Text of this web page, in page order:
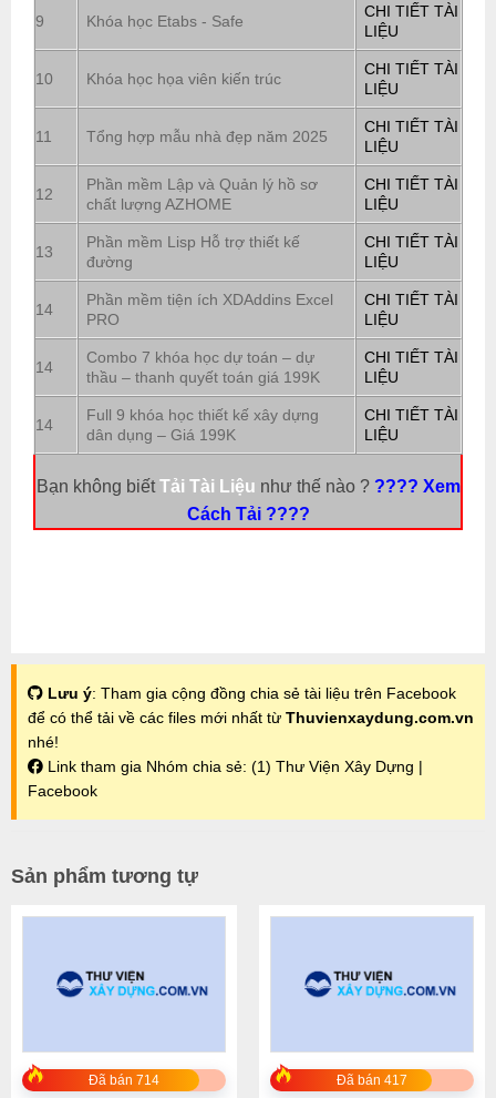
9 Khóa học Etabs - Safe
CHI TIẾT TÀI
LIỆU
10 Khóa học họa viên kiến trúc
CHI TIẾT TÀI
LIỆU
11 Tổng hợp mẫu nhà đẹp năm 2025
CHI TIẾT TÀI
LIỆU
12
Phần mềm Lập và Quản lý hồ sơ
chất lượng AZHOME
CHI TIẾT TÀI
LIỆU
13
Phần mềm Lisp Hỗ trợ thiết kế
đường
CHI TIẾT TÀI
LIỆU
14
Phần mềm tiện ích XDAddins Excel
PRO
CHI TIẾT TÀI
LIỆU
14
Combo 7 khóa học dự toán – dự
thầu – thanh quyết toán giá 199K
CHI TIẾT TÀI
LIỆU
14
Full 9 khóa học thiết kế xây dựng
dân dụng – Giá 199K
CHI TIẾT TÀI
LIỆU
Bạn không biếtTải Tài Liệu như thế nào ? ???? Xem
Cách Tải ????
Lưu ý: Tham gia cộng đồng chia sẻ tài liệu trên Facebook
để có thể tải về các files mới nhất từ Thuvienxaydung.com.vn
nhé!
Link tham gia Nhóm chia sẻ: (1) Thư Viện Xây Dựng |
Facebook
Sản phẩm tương tự
Đã bán 714 Đã bán 417